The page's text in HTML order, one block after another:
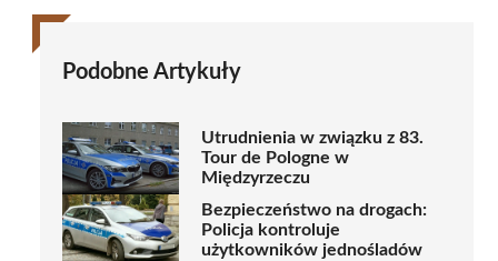
Podobne Artykuły
Utrudnienia w związku z 83.
Tour de Pologne w
Międzyrzeczu
Bezpieczeństwo na drogach:
Policja kontroluje
użytkowników jednośladów